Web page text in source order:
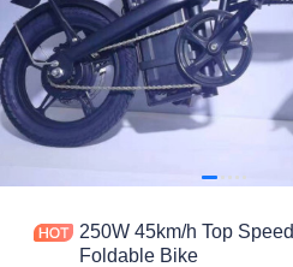
250W 45km/h Top Speed Electric
Foldable Bike
قواعد التصنيع والعمليات
يدعم